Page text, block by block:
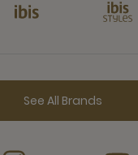
See All Brands